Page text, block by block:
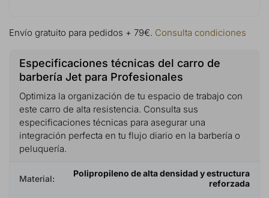
Envío gratuito para pedidos + 79€. Consulta condiciones
Especificaciones técnicas del carro de
barbería Jet para Profesionales
Optimiza la organización de tu espacio de trabajo con
este carro de alta resistencia. Consulta sus
especificaciones técnicas para asegurar una
integración perfecta en tu flujo diario en la barbería o
peluquería.
Material:
Polipropileno de alta densidad y estructura
reforzada